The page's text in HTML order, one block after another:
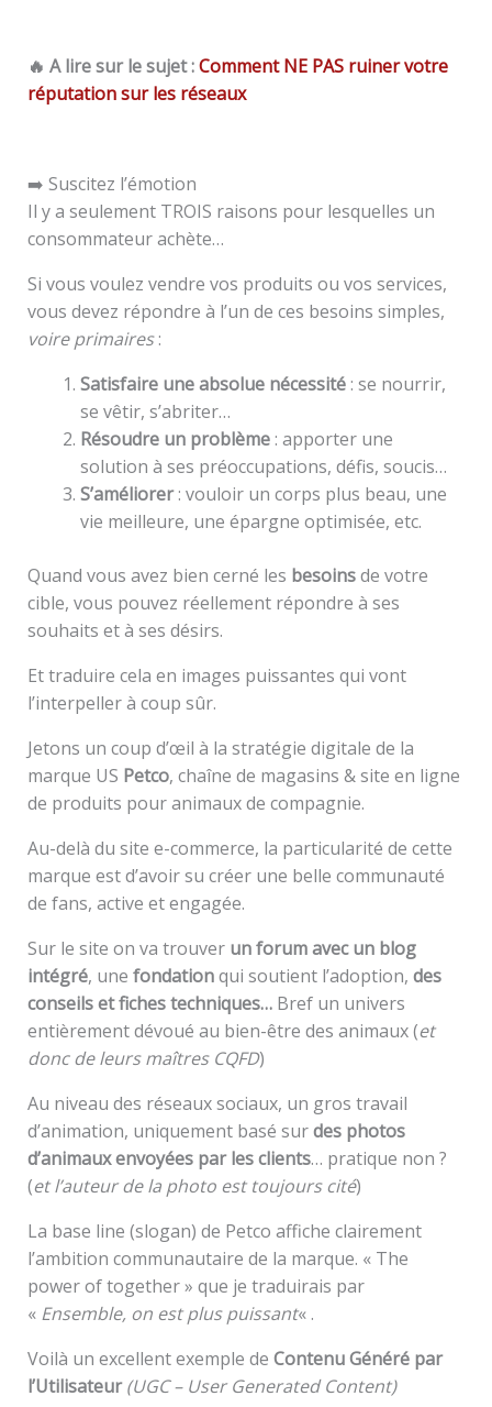
🔥 A lire sur le sujet :Comment NE PAS ruiner votre
réputation sur les réseaux
➡️ Suscitez l’émotion
Il y a seulement TROIS raisons pour lesquelles un
consommateur achète…
Si vous voulez vendre vos produits ou vos services,
vous devez répondre à l’un de ces besoins simples,
voire primaires:
Satisfaire une absolue nécessité: se nourrir,
se vêtir, s’abriter…
Résoudre un problème: apporter une
solution à ses préoccupations, défis, soucis…
S’améliorer: vouloir un corps plus beau, une
vie meilleure, une épargne optimisée, etc.
Quand vous avez bien cerné les besoinsde votre
cible, vous pouvez réellement répondre à ses
souhaits et à ses désirs.
Et traduire cela en images puissantes qui vont
l’interpeller à coup sûr.
Jetons un coup d’œil à la stratégie digitale de la
marque US Petco, chaîne de magasins & site en ligne
de produits pour animaux de compagnie.
Au-delà du site e-commerce, la particularité de cette
marque est d’avoir su créer une belle communauté
de fans, active et engagée.
Sur le site on va trouver un forum avec un blog
intégré, une fondationqui soutient l’adoption, des
conseils et fiches techniques…Bref un univers
entièrement dévoué au bien-être des animaux (et
donc de leurs maîtres CQFD)
Au niveau des réseaux sociaux, un gros travail
d’animation, uniquement basé surdes photos
d’animaux envoyées par les clients… pratique non ?
(et l’auteur de la photo est toujours cité)
La base line (slogan) de Petco affiche clairement
l’ambition communautaire de la marque. « The
power of together » que je traduirais par
« Ensemble, on est plus puissant« .
Voilà un excellent exemple de Contenu Généré par
l’Utilisateur (UGC – User Generated Content)